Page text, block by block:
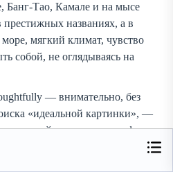
Банг-Тао, Камале и на мысе
названиях, а в
мягкий климат, чувство
собой, не оглядываясь на
— внимательно, без
«идеальной картинки», —
который по степени комфорта
Пусть у вас будет